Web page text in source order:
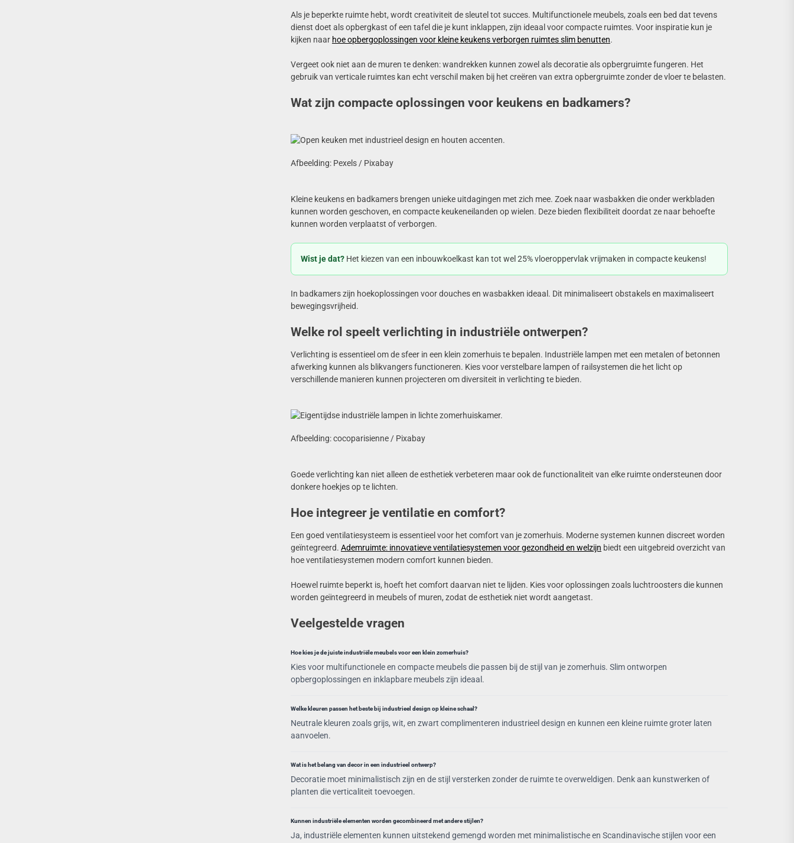
Als je beperkte ruimte hebt, wordt creativiteit de sleutel tot succes. Multifunctionele meubels, zoals een bed dat tevens
dienst doet als opbergkast of een tafel die je kunt inklappen, zijn ideaal voor compacte ruimtes. Voor inspiratie kun je
kijken naar hoe opbergoplossingen voor kleine keukens verborgen ruimtes slim benutten.
Vergeet ook niet aan de muren te denken: wandrekken kunnen zowel als decoratie als opbergruimte fungeren. Het
gebruik van verticale ruimtes kan echt verschil maken bij het creëren van extra opbergruimte zonder de vloer te belasten.
Wat zijn compacte oplossingen voor keukens en badkamers?
Afbeelding: Pexels / Pixabay
Kleine keukens en badkamers brengen unieke uitdagingen met zich mee. Zoek naar wasbakken die onder werkbladen
kunnen worden geschoven, en compacte keukeneilanden op wielen. Deze bieden flexibiliteit doordat ze naar behoefte
kunnen worden verplaatst of verborgen.
Wist je dat?Het kiezen van een inbouwkoelkast kan tot wel 25% vloeroppervlak vrijmaken in compacte keukens!
In badkamers zijn hoekoplossingen voor douches en wasbakken ideaal. Dit minimaliseert obstakels en maximaliseert
bewegingsvrijheid.
Welke rol speelt verlichting in industriële ontwerpen?
Verlichting is essentieel om de sfeer in een klein zomerhuis te bepalen. Industriële lampen met een metalen of betonnen
afwerking kunnen als blikvangers functioneren. Kies voor verstelbare lampen of railsystemen die het licht op
verschillende manieren kunnen projecteren om diversiteit in verlichting te bieden.
Afbeelding: cocoparisienne / Pixabay
Goede verlichting kan niet alleen de esthetiek verbeteren maar ook de functionaliteit van elke ruimte ondersteunen door
donkere hoekjes op te lichten.
Hoe integreer je ventilatie en comfort?
Een goed ventilatiesysteem is essentieel voor het comfort van je zomerhuis. Moderne systemen kunnen discreet worden
geïntegreerd. Ademruimte: innovatieve ventilatiesystemen voor gezondheid en welzijn biedt een uitgebreid overzicht van
hoe ventilatiesystemen modern comfort kunnen bieden.
Hoewel ruimte beperkt is, hoeft het comfort daarvan niet te lijden. Kies voor oplossingen zoals luchtroosters die kunnen
worden geïntegreerd in meubels of muren, zodat de esthetiek niet wordt aangetast.
Veelgestelde vragen
Hoe kies je de juiste industriële meubels voor een klein zomerhuis?
Kies voor multifunctionele en compacte meubels die passen bij de stijl van je zomerhuis. Slim ontworpen
opbergoplossingen en inklapbare meubels zijn ideaal.
Welke kleuren passen het beste bij industrieel design op kleine schaal?
Neutrale kleuren zoals grijs, wit, en zwart complimenteren industrieel design en kunnen een kleine ruimte groter laten
aanvoelen.
Wat is het belang van decor in een industrieel ontwerp?
Decoratie moet minimalistisch zijn en de stijl versterken zonder de ruimte te overweldigen. Denk aan kunstwerken of
planten die verticaliteit toevoegen.
Kunnen industriële elementen worden gecombineerd met andere stijlen?
Ja, industriële elementen kunnen uitstekend gemengd worden met minimalistische en Scandinavische stijlen voor een